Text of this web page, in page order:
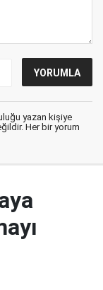
yazan kişiye
Her bir yorum